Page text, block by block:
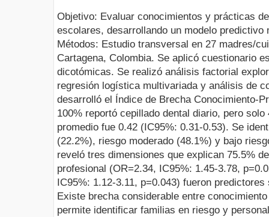
Objetivo: Evaluar conocimientos y prácticas
escolares, desarrollando un modelo
Métodos: Estudio transversal en 27 madres/
Cartagena, Colombia. Se aplicó cuestionario
dicotómicas. Se realizó análisis factorial
regresión logística multivariada y análisis de
desarrolló el Índice de Brecha Conocimiento-
100% reportó cepillado dental diario, pero
promedio fue 0.42 (IC95%: 0.31-0.53). Se
(22.2%), riesgo moderado (48.1%) y bajo
reveló tres dimensiones que explican 75.5%
profesional (OR=2.34, IC95%: 1.45-3.78,
IC95%: 1.12-3.11, p=0.043) fueron
Existe brecha considerable entre
permite identificar familias en riesgo y